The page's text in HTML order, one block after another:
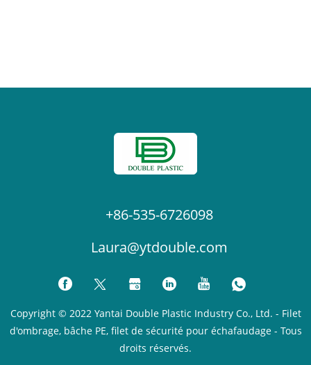
+86-535-6726098
Laura@ytdouble.com
Copyright © 2022 Yantai Double Plastic Industry Co., Ltd. - Filet
d'ombrage, bâche PE, filet de sécurité pour échafaudage - Tous
droits réservés.